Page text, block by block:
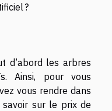
?
d’abord les arbres
Ainsi, pour vous
vous rendre dans
savoir sur le prix de